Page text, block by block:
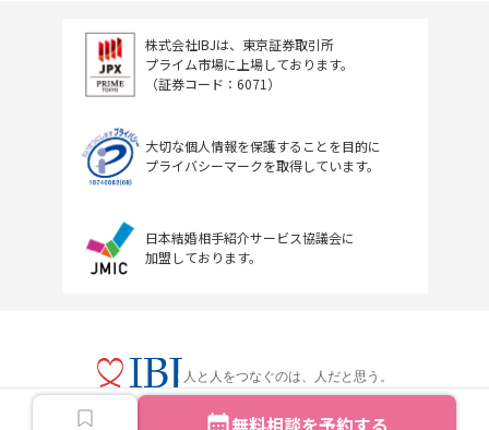
無料相談を予約する
株式会社IBJは、東京証券取引所
プライム市場に上場しております。
（証券コード：6071）
大切な個人情報を保護することを目的に
プライバシーマークを取得しています。
日本結婚相手紹介サービス協議会に
加盟しております。
人と人をつなぐのは、人だと思う。